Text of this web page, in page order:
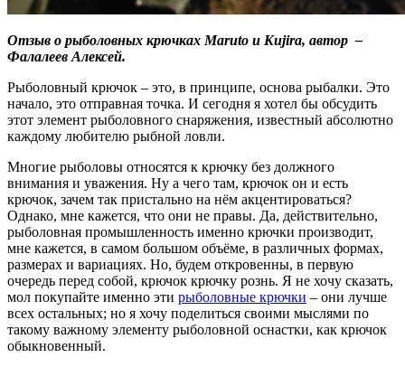
Отзыв о рыболовных крючках Maruto и Kujira, автор –
Фалалеев Алексей.
Рыболовный крючок – это, в принципе, основа рыбалки. Это
начало, это отправная точка. И сегодня я хотел бы обсудить
этот элемент рыболовного снаряжения, известный абсолютно
каждому любителю рыбной ловли.
Многие рыболовы относятся к крючку без должного
внимания и уважения. Ну а чего там, крючок он и есть
крючок, зачем так пристально на нём акцентироваться?
Однако, мне кажется, что они не правы. Да, действительно,
рыболовная промышленность именно крючки производит,
мне кажется, в самом большом объёме, в различных формах,
размерах и вариациях. Но, будем откровенны, в первую
очередь перед собой, крючок крючку рознь. Я не хочу сказать,
мол покупайте именно эти рыболовные крючки – они лучше
всех остальных; но я хочу поделиться своими мыслями по
такому важному элементу рыболовной оснастки, как крючок
обыкновенный.